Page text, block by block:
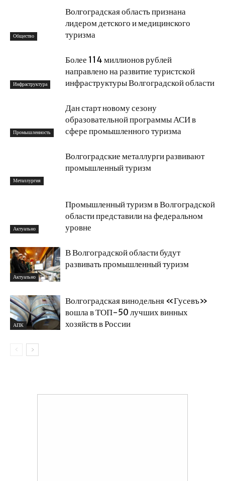
Общество
Волгоградская область признана
лидером детского и медицинского
туризма
Инфраструктура
Более 114 миллионов рублей
направлено на развитие туристской
инфраструктуры Волгоградской области
Промышленность
Дан старт новому сезону
образовательной программы АСИ в
сфере промышленного туризма
Металлургия
Волгоградские металлурги развивают
промышленный туризм
Актуально
Промышленный туризм в Волгоградской
области представили на федеральном
уровне
Актуально
В Волгоградской области будут
развивать промышленный туризм
АПК
Волгоградская винодельня «Гусевъ»
вошла в ТОП-50 лучших винных
хозяйств в России